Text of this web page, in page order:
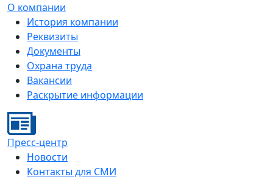
О компании
История компании
Реквизиты
Документы
Охрана труда
Вакансии
Раскрытие информации
Пресс-центр
Новости
Контакты для СМИ